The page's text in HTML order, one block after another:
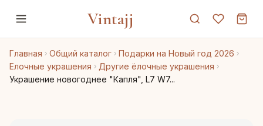
Vintajj
Главная Общий каталог
Подарки на Новый год 2026
Елочные украшения
Другие ёлочные украшения
Украшение новогоднее "Капля", L7 W7...